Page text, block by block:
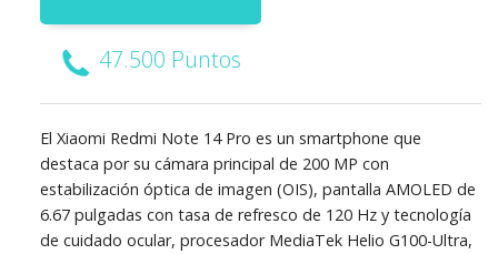
47.500 Puntos
El Xiaomi Redmi Note 14 Pro es un smartphone que
destaca por su cámara principal de 200 MP con
estabilización óptica de imagen (OIS), pantalla AMOLED de
6.67 pulgadas con tasa de refresco de 120 Hz y tecnología
de cuidado ocular, procesador MediaTek Helio G100-Ultra,